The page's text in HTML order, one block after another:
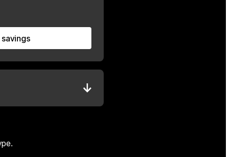
Calculate savings